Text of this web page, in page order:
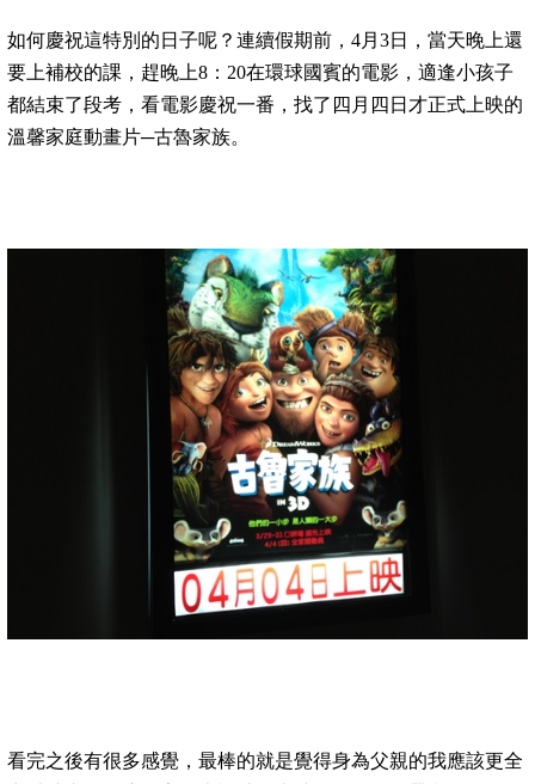
如何慶祝這特別的日子呢？連續假期前，4月3日，當天晚上還
要上補校的課，趕晚上8：20在環球國賓的電影，適逢小孩子
都結束了段考，看電影慶祝一番，找了四月四日才正式上映的
溫馨家庭動畫片─古魯家族。
看完之後有很多感覺，最棒的就是覺得身為父親的我應該更全